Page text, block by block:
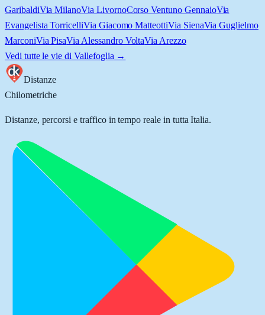
GaribaldiVia MilanoVia LivornoCorso Ventuno GennaioVia
Evangelista TorricelliVia Giacomo MatteottiVia SienaVia Guglielmo
MarconiVia PisaVia Alessandro VoltaVia Arezzo
Vedi tutte le vie di Vallefoglia →
Distanze
Chilometriche
Distanze, percorsi e traffico in tempo reale in tutta Italia.